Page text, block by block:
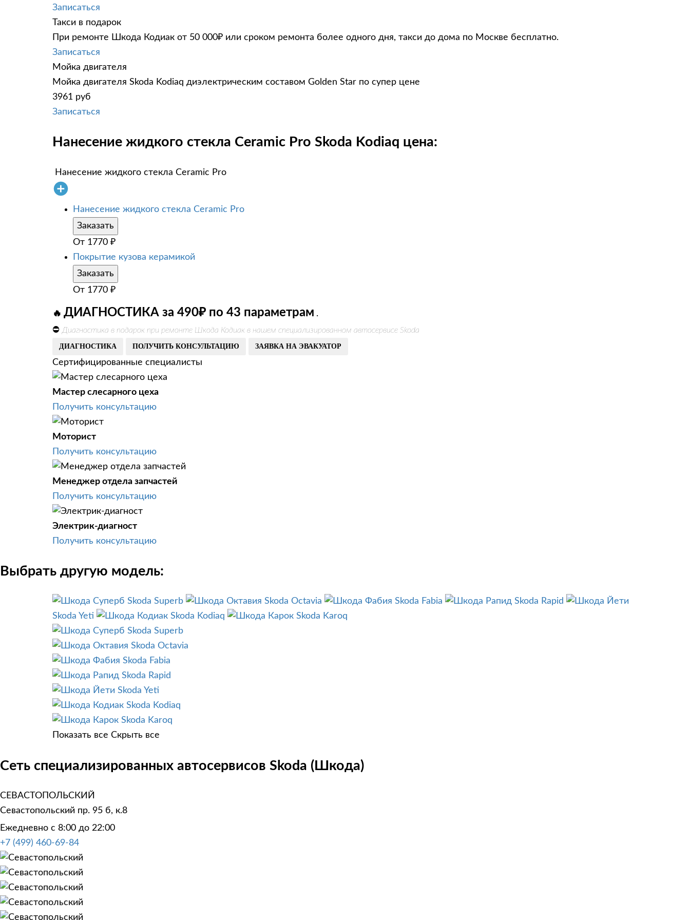
Записаться
Такси в подарок
При ремонте Шкода Кодиак от 50 000₽ или сроком ремонта более одного дня, такси до дома по Москве бесплатно.
Записаться
Мойка двигателя
Мойка двигателя Skoda Kodiaq диэлектрическим составом Golden Star по супер цене
3961 руб
Записаться
Нанесение жидкого стекла Ceramic Pro Skoda Kodiaq цена:
Нанесение жидкого стекла Ceramic Pro
Нанесение жидкого стекла Ceramic Pro
Заказать
От 1770 ₽
Покрытие кузова керамикой
Заказать
От 1770 ₽
🔥 ДИАГНОСТИКА за 490₽ по 43 параметрам .
⛔ Диагностика в подарок при ремонте Шкода Кодиак в нашем специализированном автосервисе Skoda
ДИАГНОСТИКА ПОЛУЧИТЬ КОНСУЛЬТАЦИЮ ЗАЯВКА НА ЭВАКУАТОР
Сертифицированные специалисты
Мастер слесарного цеха
Получить консультацию
Моторист
Получить консультацию
Менеджер отдела запчастей
Получить консультацию
Электрик-диагност
Получить консультацию
Выбрать другую модель:
Skoda Superb Skoda Octavia Skoda Fabia
Skoda Rapid
Skoda Yeti
Skoda Kodiaq
Skoda Karoq
Skoda Superb
Skoda Octavia
Skoda Fabia
Skoda Rapid
Skoda Yeti
Skoda Kodiaq
Skoda Karoq
Показать все Скрыть все
Сеть специализированных автосервисов Skoda (Шкода)
СЕВАСТОПОЛЬСКИЙ
Севастопольский пр. 95 б, к.8
Ежедневно с 8:00 до 22:00
+7 (499) 460-69-84